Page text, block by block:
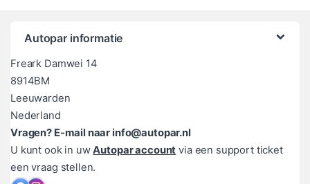
Autopar informatie
Freark Damwei 14
8914BM
Leeuwarden
Nederland
Vragen? E-mail naar info@autopar.nl
U kunt ook in uwAutopar account via een support ticket
een vraag stellen.